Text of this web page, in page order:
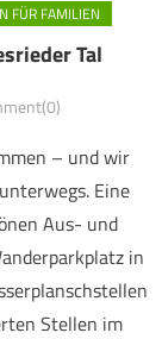
FÜR FAMILIEN
Tal
– und wir
Eine
Aus- und
in
Stellen im